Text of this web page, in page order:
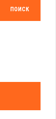
ПОИСК